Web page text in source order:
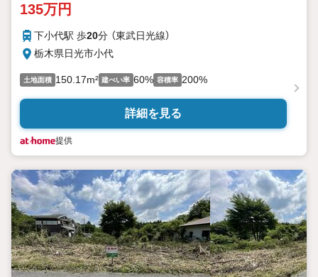
135万円
下小代駅 歩20分 （東武日光線）
栃木県日光市小代
土地面積 150.17m² 建ぺい率 60% 容積率 200%
詳細を見る
提供